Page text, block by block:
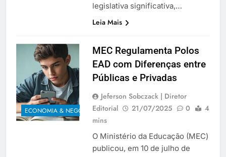
legislativa significativa,…
Leia Mais
ECONOMIA & NEGÓCIOS
MEC Regulamenta Polos
EAD com Diferenças entre
Públicas e Privadas
Jeferson Sobczack | Diretor
Editorial
21/07/2025 0
4
mins
O Ministério da Educação (MEC)
publicou, em 10 de julho de